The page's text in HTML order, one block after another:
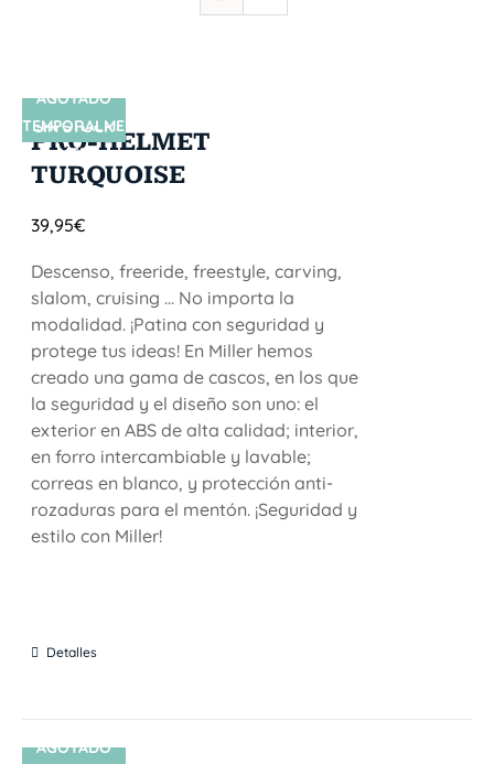
SIN STOCK
AGOTADO
TEMPORALME
NTE
PRO-HELMET
TURQUOISE
39,95€
Descenso, freeride, freestyle, carving,
slalom, cruising ... No importa la
modalidad. ¡Patina con seguridad y
protege tus ideas! En Miller hemos
creado una gama de cascos, en los que
la seguridad y el diseño son uno: el
exterior en ABS de alta calidad; interior,
en forro intercambiable y lavable;
correas en blanco, y protección anti-
rozaduras para el mentón. ¡Seguridad y
estilo con Miller!
Detalles
AGOTADO